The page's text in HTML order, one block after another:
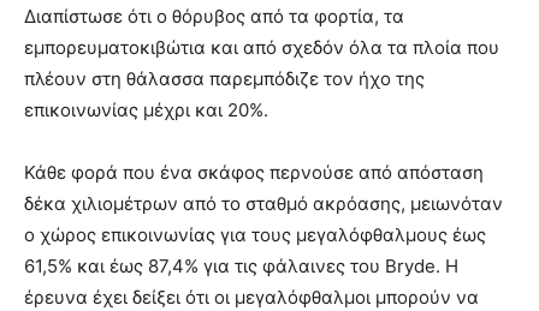
Διαπίστωσε ότι ο θόρυβος από τα φορτία, τα
εμπορευματοκιβώτια και από σχεδόν όλα τα πλοία που
πλέουν στη θάλασσα παρεμπόδιζε τον ήχο της
επικοινωνίας μέχρι και 20%.
Κάθε φορά που ένα σκάφος περνούσε από απόσταση
δέκα χιλιομέτρων από το σταθμό ακρόασης, μειωνόταν
ο χώρος επικοινωνίας για τους μεγαλόφθαλμους έως
61,5% και έως 87,4% για τις φάλαινες του Bryde. Η
έρευνα έχει δείξει ότι οι μεγαλόφθαλμοι μπορούν να